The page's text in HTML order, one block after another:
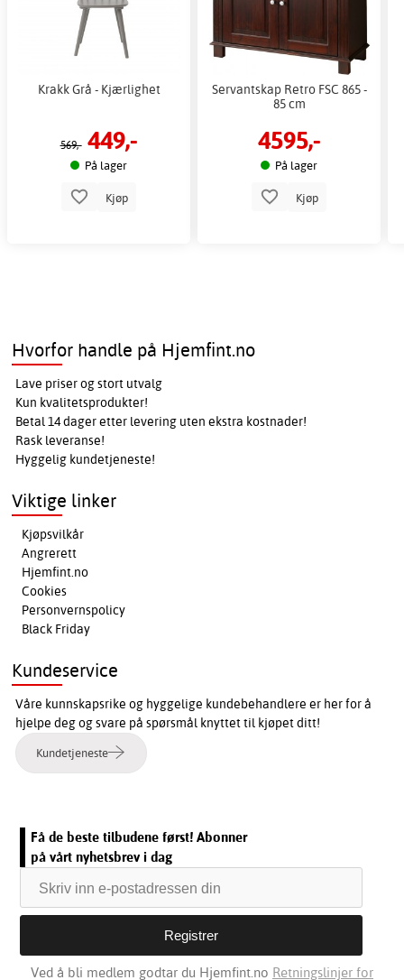
Krakk Grå - Kjærlighet
569,- 449,-
På lager
Kjøp
Servantskap Retro FSC 865 -
85 cm
4595,-
På lager
Kjøp
Hvorfor handle på Hjemfint.no
Lave priser og stort utvalg
Kun kvalitetsprodukter!
Betal 14 dager etter levering uten ekstra kostnader!
Rask leveranse!
Hyggelig kundetjeneste!
Viktige linker
Kjøpsvilkår
Angrerett
Hjemfint.no
Cookies
Personvernspolicy
Black Friday
Kundeservice
Våre kunnskapsrike og hyggelige kundebehandlere er her for å
hjelpe deg og svare på spørsmål knyttet til kjøpet ditt!
Kundetjeneste
Få de beste tilbudene først! Abonner
på vårt nyhetsbrev i dag
Ved å bli medlem godtar du Hjemfint.no Retningslinjer for